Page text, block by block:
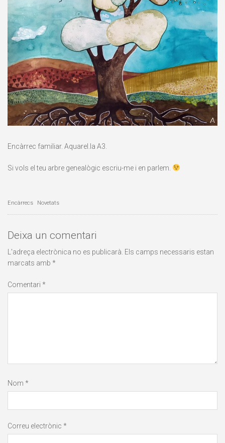
Encàrrec familiar. Aquarel.la A3.
Si vols el teu arbre genealògic escriu-me i en parlem.
Encàrrecs Novetats
Deixa un comentari
L'adreça electrònica no es publicarà. Els camps necessaris estan
marcats amb *
Comentari *
Nom *
Correu electrònic *